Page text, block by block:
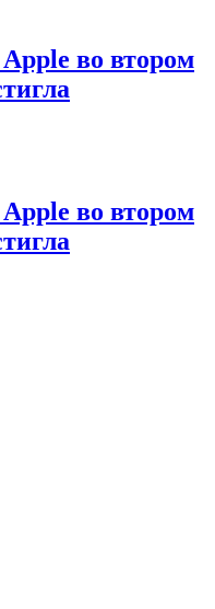
во втором
во втором